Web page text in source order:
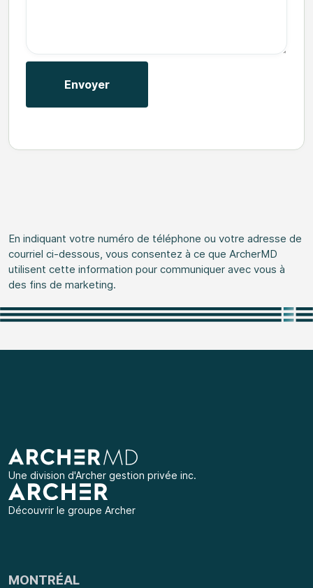
En indiquant votre numéro de téléphone ou votre adresse de
courriel ci-dessous, vous consentez à ce que ArcherMD
utilisent cette information pour communiquer avec vous à
des fins de marketing.
Une division d'Archer gestion privée inc.
Découvrir le groupe Archer
MONTRÉAL